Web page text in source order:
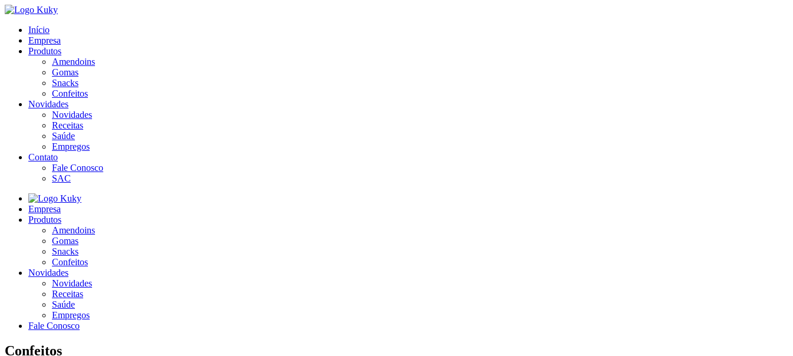
Início
Empresa
Produtos
Amendoins
Gomas
Snacks
Confeitos
Novidades
Novidades
Receitas
Saúde
Empregos
Contato
Fale Conosco
SAC
Empresa
Produtos
Amendoins
Gomas
Snacks
Confeitos
Novidades
Novidades
Receitas
Saúde
Empregos
Fale Conosco
Confeitos